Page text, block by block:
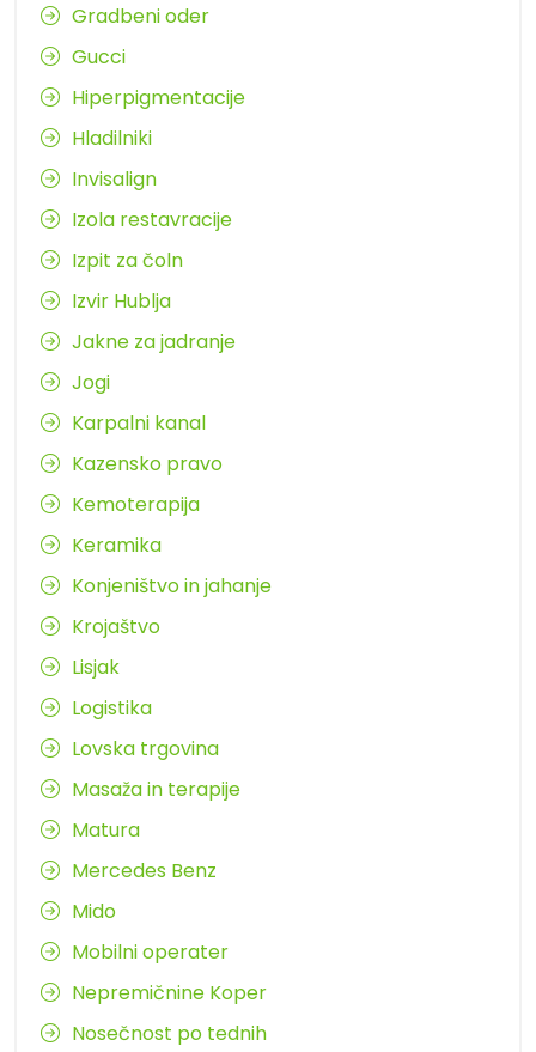
Gradbeni oder
Gucci
Hiperpigmentacije
Hladilniki
Invisalign
Izola restavracije
Izpit za čoln
Izvir Hublja
Jakne za jadranje
Jogi
Karpalni kanal
Kazensko pravo
Kemoterapija
Keramika
Konjeništvo in jahanje
Krojaštvo
Lisjak
Logistika
Lovska trgovina
Masaža in terapije
Matura
Mercedes Benz
Mido
Mobilni operater
Nepremičnine Koper
Nosečnost po tednih